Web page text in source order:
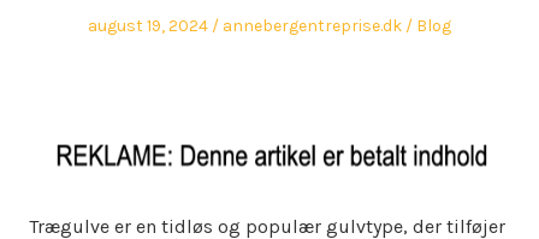
Posted
august 19, 2024 Author
annebergentreprise.dk
Posted
Blog
Trægulve er en tidløs og populær gulvtype, der tilføjer